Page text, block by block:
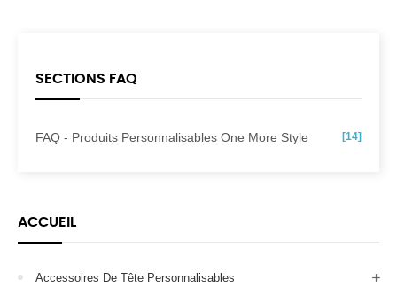
SECTIONS FAQ
FAQ - Produits Personnalisables One More Style [14]
ACCUEIL
Accessoires De Tête Personnalisables